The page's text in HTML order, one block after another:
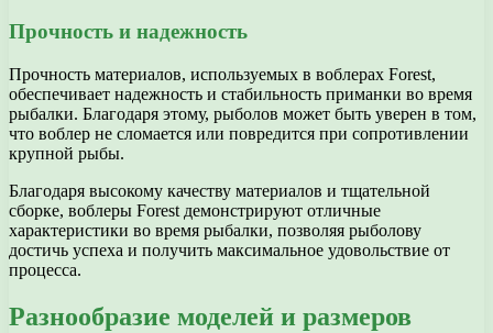
Прочность и надежность
Прочность материалов, используемых в воблерах Forest,
обеспечивает надежность и стабильность приманки во время
рыбалки. Благодаря этому, рыболов может быть уверен в том,
что воблер не сломается или повредится при сопротивлении
крупной рыбы.
Благодаря высокому качеству материалов и тщательной
сборке, воблеры Forest демонстрируют отличные
характеристики во время рыбалки, позволяя рыболову
достичь успеха и получить максимальное удовольствие от
процесса.
Разнообразие моделей и размеров